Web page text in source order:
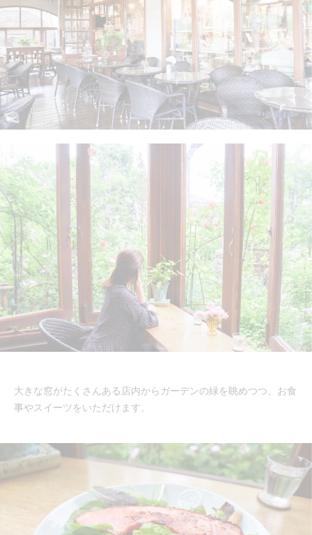
大きな窓がたくさんある店内からガーデンの緑を眺めつつ、お食
事やスイーツをいただけます。